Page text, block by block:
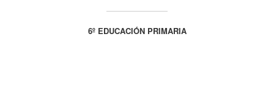
6º EDUCACIÓN PRIMARIA